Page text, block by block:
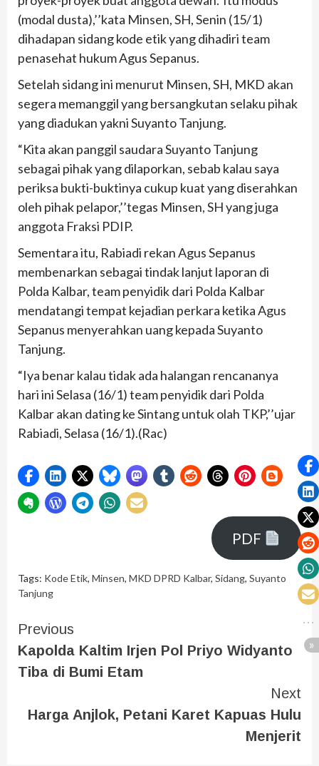
(modal dusta),’’kata Minsen, SH, Senin (15/1)
dihadapan sidang kode etik yang dihadiri team
penasehat hukum Agus Sepanus.
Setelah sidang ini menurut Minsen, SH, MKD akan
segera memanggil yang bersangkutan selaku pihak
yang diadukan yakni Suyanto Tanjung.
“Kita akan panggil saudara Suyanto Tanjung
sebagai pihak yang dilaporkan, sebab kalau saya
periksa bukti-buktinya cukup kuat yang diserahkan
oleh pihak pelapor,’’tegas Minsen, SH yang juga
anggota Fraksi PDIP.
Sementara itu, Rabiadi rekan Agus Sepanus
membenarkan sebagai tindak lanjut laporan di
Polda Kalbar, team penyidik dari Polda Kalbar
mendatangi tempat kejadian perkara ketika Agus
Sepanus menyerahkan uang kepada Suyanto
Tanjung.
“Iya benar kalau tidak ada halangan rencananya
hari ini Selasa (16/1) team penyidik dari Polda
Kalbar akan dating ke Sintang untuk olah TKP,’’ujar
Rabiadi, Selasa (16/1).(Rac)
PDF
Tags: Kode Etik, Minsen, MKD DPRD Kalbar, Sidang, Suyanto
Tanjung
Previous
Kapolda Kaltim Irjen Pol Priyo Widyanto
Tiba di Bumi Etam
Next
Harga Anjlok, Petani Karet Kapuas Hulu
Menjerit